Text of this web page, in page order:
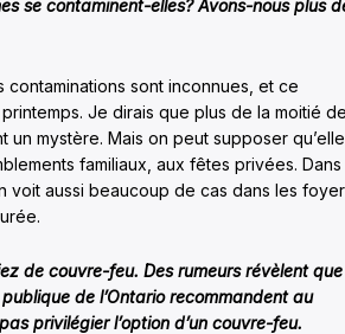
se contaminent-elles? Avons-nous plus
sont inconnues, et ce
Je dirais que plus de la moitié
un mystère. Mais on peut supposer
familiaux, aux fêtes privées. Dans
voit aussi beaucoup de cas dans les
de couvre-feu. Des rumeurs révèlent que
de l’Ontario recommandent au
privilégier l’option d’un couvre-feu.